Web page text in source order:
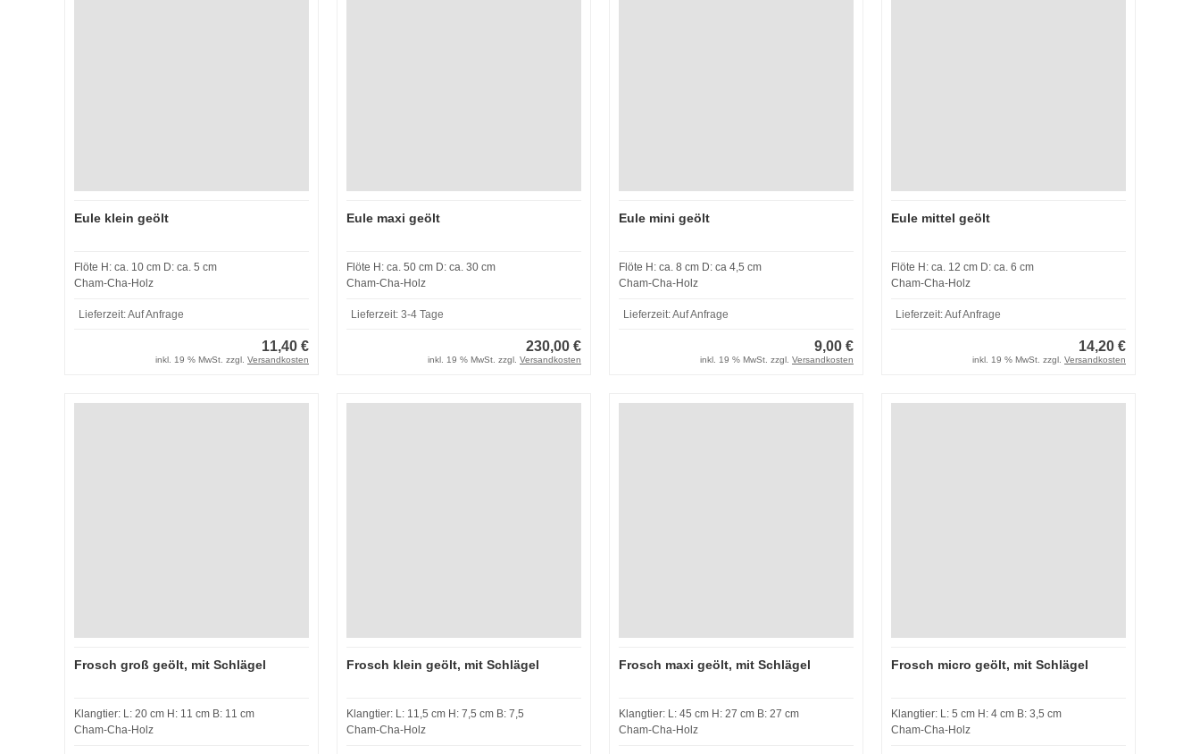
Eule klein geölt
Flöte H: ca. 10 cm D: ca. 5 cm
Cham-Cha-Holz
Lieferzeit:Auf Anfrage
11,40 €
inkl. 19 % MwSt. zzgl. Versandkosten
Eule maxi geölt
Flöte H: ca. 50 cm D: ca. 30 cm
Cham-Cha-Holz
Lieferzeit: 3-4 Tage
230,00 €
inkl. 19 % MwSt. zzgl. Versandkosten
Eule mini geölt
Flöte H: ca. 8 cm D: ca 4,5 cm
Cham-Cha-Holz
Lieferzeit:Auf Anfrage
9,00 €
inkl. 19 % MwSt. zzgl. Versandkosten
Eule mittel geölt
Flöte H: ca. 12 cm D: ca. 6 cm
Cham-Cha-Holz
Lieferzeit:Auf Anfrage
14,20 €
inkl. 19 % MwSt. zzgl. Versandkosten
Frosch groß geölt, mit Schlägel
Klangtier: L: 20 cm H: 11 cm B: 11 cm
Cham-Cha-Holz
Frosch klein geölt, mit Schlägel
Klangtier: L: 11,5 cm H: 7,5 cm B: 7,5
Cham-Cha-Holz
Frosch maxi geölt, mit Schlägel
Klangtier: L: 45 cm H: 27 cm B: 27 cm
Cham-Cha-Holz
Frosch micro geölt, mit Schlägel
Klangtier: L: 5 cm H: 4 cm B: 3,5 cm
Cham-Cha-Holz